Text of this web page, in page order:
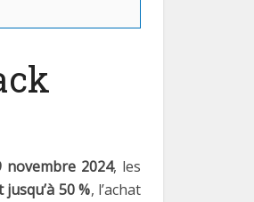
novembre 2024, les
50 %, l’achat